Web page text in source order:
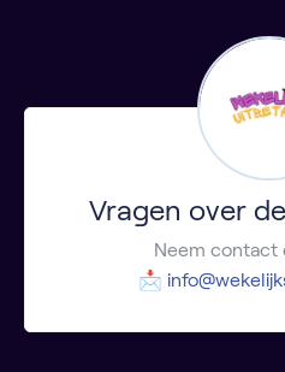
Vragen over
Neem contact
📩